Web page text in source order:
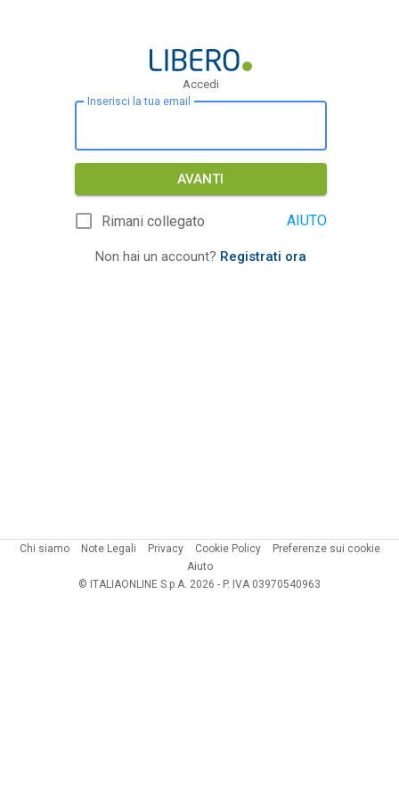
Accedi
Inserisci la tua email
AVANTI
Rimani collegato AIUTO
Non hai un account? Registrati ora
Chi siamo Note Legali Privacy Cookie Policy
Preferenze sui cookie
Aiuto
© ITALIAONLINE S.p.A. 2026 - P. IVA 03970540963